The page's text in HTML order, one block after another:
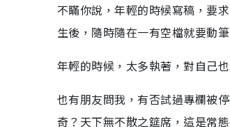
不瞞你說，年輕的時候寫稿，要
生後，隨時隨在一有空檔就要動
年輕的時候，太多執著，對自己
也有朋友問我，有否試過專欄被
奇？天下無不散之筵席，這是常